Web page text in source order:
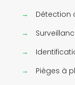
→
Détection
→
→
→
Pièges à